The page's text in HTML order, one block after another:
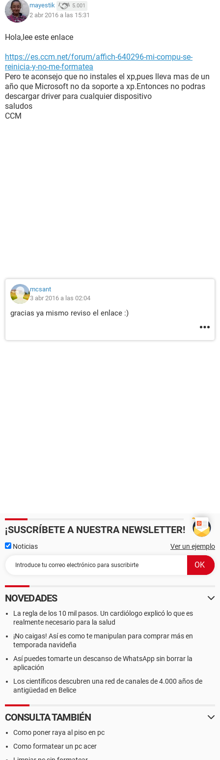
mayestik 5.001
2 abr 2016 a las 15:31
Hola,lee este enlace
https://es.ccm.net/forum/affich-640296-mi-compu-se-
reinicia-y-no-me-formatea
Pero te aconsejo que no instales el xp,pues lleva mas de un
año que Microsoft no da soporte a xp.Entonces no podras
descargar driver para cualquier dispositivo
saludos
CCM
mcsant
3 abr 2016 a las 02:04
gracias ya mismo reviso el enlace :)
¡SUSCRÍBETE A NUESTRA NEWSLETTER!
Noticias Ver un ejemplo
NOVEDADES
La regla de los 10 mil pasos. Un cardiólogo explicó lo que es
realmente necesario para la salud
¡No caigas! Así es como te manipulan para comprar más en
temporada navideña
Así puedes tomarte un descanso de WhatsApp sin borrar la
aplicación
Los científicos descubren una red de canales de 4.000 años de
antigüedad en Belice
CONSULTA TAMBIÉN
Como poner raya al piso en pc
Como formatear un pc acer